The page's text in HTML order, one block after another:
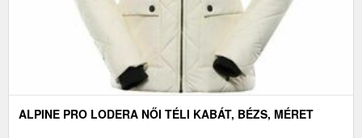
ALPINE PRO LODERA NŐI TÉLI KABÁT, BÉZS, MÉRET